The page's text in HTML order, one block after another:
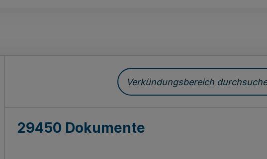
Verkündungsbereich durchsuchen
29450 Dokumente